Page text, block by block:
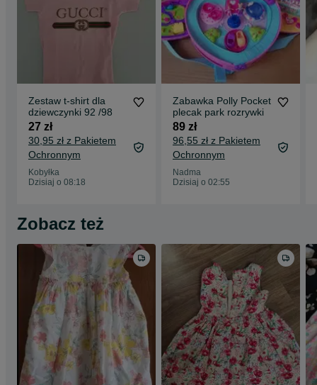
Zestaw t-shirt dla
dziewczynki 92 /98
27 zł
30,95 zł z Pakietem
Ochronnym
Kobyłka
Dzisiaj o 08:18
Zabawka Polly Pocket
plecak park rozrywki
89 zł
96,55 zł z Pakietem
Ochronnym
Nadma
Dzisiaj o 02:55
Zobacz też